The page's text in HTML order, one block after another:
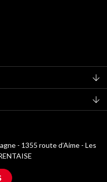
- 1355 route d’Aime - Les